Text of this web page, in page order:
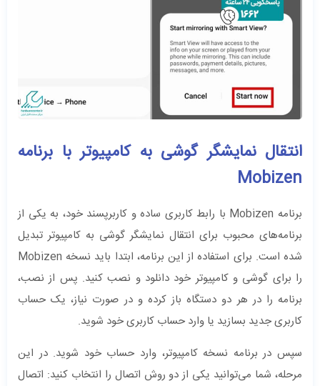
انتقال نمایشگر گوشی به کامپیوتر با برنامه
Mobizen
برنامه Mobizen با رابط کاربری ساده و کاربرپسند خود، به یکی از
برنامه‌های محبوب برای انتقال نمایشگر گوشی به کامپیوتر تبدیل
شده است. برای استفاده از این برنامه، ابتدا باید نسخه Mobizen
را برای گوشی و کامپیوتر خود دانلود و نصب کنید. پس از نصب،
برنامه را در هر دو دستگاه باز کرده و در صورت نیاز، یک حساب
کاربری جدید بسازید یا وارد حساب کاربری خود شوید.
سپس در برنامه نسخه کامپیوتر، وارد حساب خود شوید. در این
مرحله، شما می‌توانید یکی از دو روش اتصال را انتخاب کنید: اتصال